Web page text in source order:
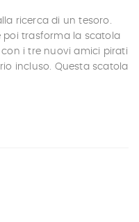
ricerca di un tesoro.
poi trasforma la scatola
i tre nuovi amici pirati
incluso. Questa scatola